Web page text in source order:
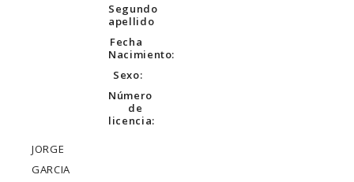
Segundo
apellido
Fecha
Nacimiento:
Sexo:
Número
de
licencia:
JORGE
GARCIA